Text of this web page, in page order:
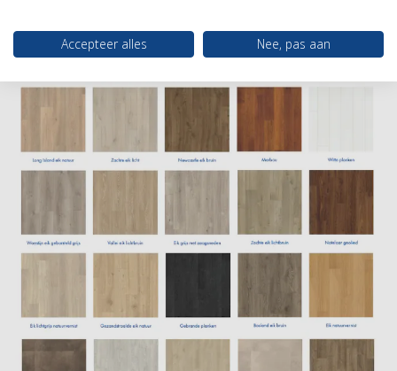
Accepteer alles Nee, pas aan